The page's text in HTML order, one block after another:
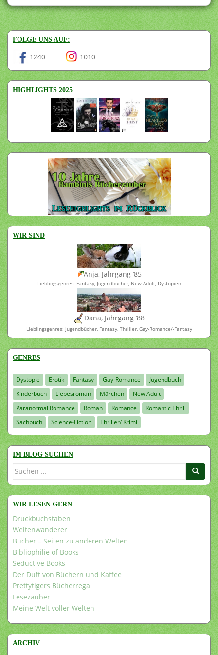
FOLGE UNS AUF:
1240 1010
HIGHLIGHTS 2025
WIR SIND
Anja, Jahrgang ’85
Lieblingsgenres: Fantasy, Jugendbücher, New Adult, Dystopien
Dana, Jahrgang ’88
Lieblingsgenres: Jugendbücher, Fantasy, Thriller, Gay-Romance/-Fantasy
GENRES
Dystopie Erotik Fantasy Gay-Romance
Jugendbuch
Kinderbuch
Liebesroman Märchen
New Adult
Paranormal Romance
Roman Romance
Romantic Thrill
Sachbuch
Science-Fiction Thriller/ Krimi
IM BLOG SUCHEN
Suchen
WIR LESEN GERN
Druckbuchstaben
Weltenwanderer
Bücher – Seiten zu anderen Welten
Bibliophilie of Books
Seductive Books
Der Duft von Büchern und Kaffee
Prettytigers Bücherregal
Lesezauber
Meine Welt voller Welten
ARCHIV